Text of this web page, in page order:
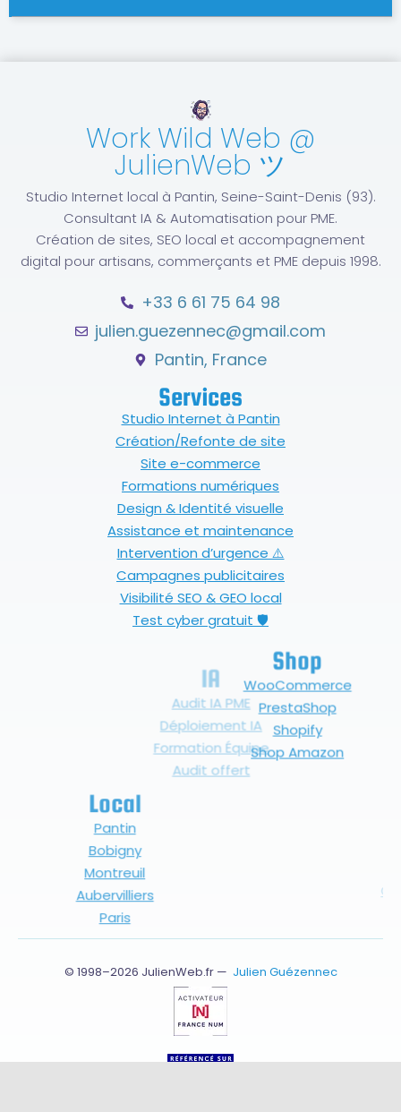
Work Wild Web @
JulienWeb ツ
Studio Internet local à Pantin, Seine-Saint-Denis (93).
Consultant IA & Automatisation pour PME.
Création de sites, SEO local et accompagnement
digital pour artisans, commerçants et PME depuis 1998.
+33 6 61 75 64 98
julien.guezennec@gmail.com
Pantin, France
Services
Studio Internet à Pantin
Création/Refonte de site
Site e-commerce
Formations numériques
Design & Identité visuelle
Assistance et maintenance
Intervention d’urgence ⚠️
Campagnes publicitaires
Visibilité SEO & GEO local
Test cyber gratuit 🛡
Formation Équipe
WooCommerce
PrestaShop
Shopify
Shop Amazon
Pantin
Bobigny
Montreuil
Aubervilliers
Paris
© 1998–2026 JulienWeb.fr — Julien Guézennec